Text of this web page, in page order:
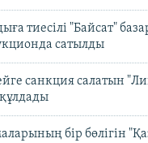
тиесілі "Байсат"
сатылды
санкция салатын
бір бөлігін